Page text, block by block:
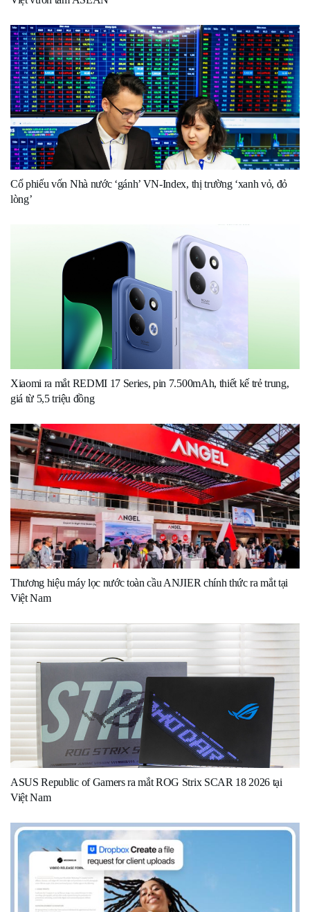
Cổ phiếu vốn Nhà nước ‘gánh’ VN-Index, thị trường ‘xanh vỏ, đỏ
lòng’
Xiaomi ra mắt REDMI 17 Series, pin 7.500mAh, thiết kế trẻ trung,
giá từ 5,5 triệu đồng
Thương hiệu máy lọc nước toàn cầu ANJIER chính thức ra mắt tại
Việt Nam
ASUS Republic of Gamers ra mắt ROG Strix SCAR 18 2026 tại
Việt Nam